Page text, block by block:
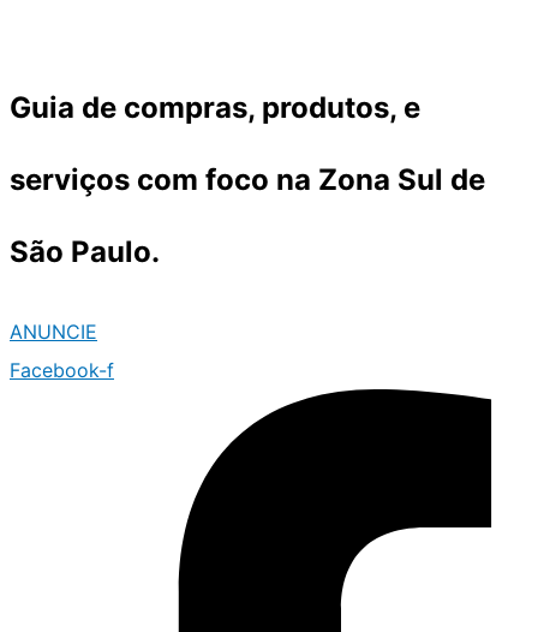
o
Guia de compras, produtos, e
serviços com foco na Zona Sul de
São Paulo.
ANUNCIE
Facebook-f